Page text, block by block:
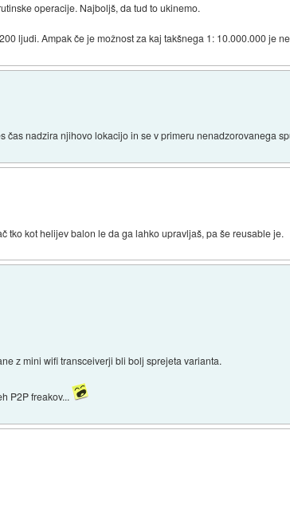
operacije. Najboljš, da tud to ukinemo.
ljudi. Ampak če je možnost za kaj takšnega 1: 10.000.000 je
čas nadzira njihovo lokacijo in se v primeru nenadzorovanega
tko kot helijev balon le da ga lahko upravljaš, pa še reusable je.
z mini wifi transceiverji bli bolj sprejeta varianta.
P2P freakov...